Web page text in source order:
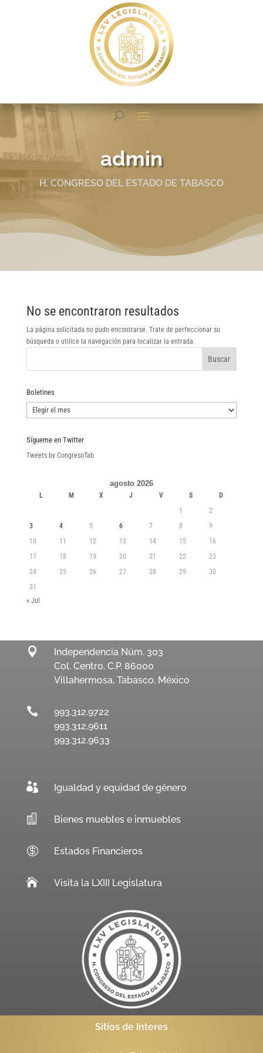
admin
H. CONGRESO DEL ESTADO DE TABASCO
No se encontraron resultados
La página solicitada no pudo encontrarse. Trate de perfeccionar su
búsqueda o utilice la navegación para localizar la entrada.
Boletines
Boletines
Sígueme en Twitter
Tweets by CongresoTab
agosto 2026
L M X J V S
D
1
2
3
4 5 6 7 8
9
10
11 12 13 14 15
16
17
18 19 20 21 22
23
24
25 26 27 28 29
30
31
« Jul

Independencia Núm. 303
Col. Centro, C.P. 86000
Villahermosa, Tabasco. México

993.312.9722
993.312.9611
993.312.9633
 Igualdad y equidad de género
 Bienes muebles e inmuebles
 Estados Financieros
 Visita la LXIII Legislatura
Sitios de Interes